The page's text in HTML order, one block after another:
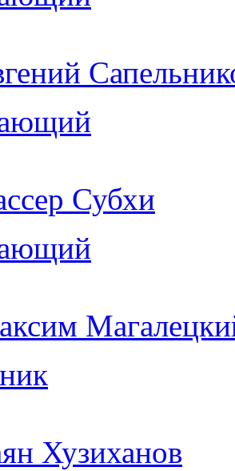
Субхи
Хузиханов